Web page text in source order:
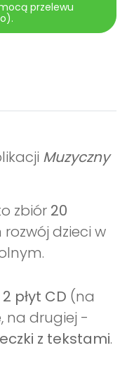
przelewu
Muzyczny
zbiór 20
dzieci w
2 płyt CD (na
na drugiej -
z tekstami.